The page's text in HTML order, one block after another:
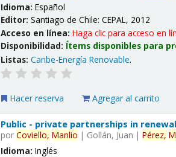
Idioma:Español
Editor:Santiago de Chile: CEPAL, 2012
Acceso en línea:Haga clic para acceso en
Disponibilidad: Ítems disponibles para
Listas: Caribe-Energía Renovable.
Hacer reserva Agregar al carrito
Public - private partnerships in
porCoviello, Manlio | Gollán, Juan |Pérez,
Idioma:Inglés